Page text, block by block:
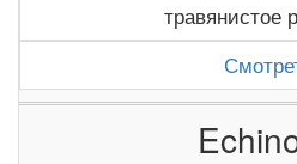
травянистое